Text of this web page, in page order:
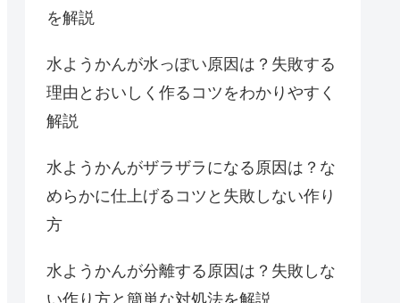
を解説
水ようかんが水っぽい原因は？失敗する
理由とおいしく作るコツをわかりやすく
解説
水ようかんがザラザラになる原因は？な
めらかに仕上げるコツと失敗しない作り
方
水ようかんが分離する原因は？失敗しな
い作り方と簡単な対処法を解説